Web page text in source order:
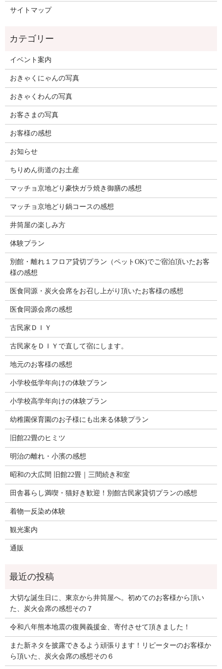
サイトマップ
イベント案内
おきゃくにゃんの写真
おきゃくわんの写真
お客さまの写真
お客様の感想
お知らせ
ちりめん街道のお土産
マッチョ京地どり豪快ガラ焼き御膳の感想
マッチョ京地どり鍋コースの感想
井筒屋の楽しみ方
体験プラン
別館・離れ１フロア貸切プラン（ペットOK)でご宿泊頂いたお客
様の感想
医食同源・炭火会席をお召し上がり頂いたお客様の感想
医食同源会席の感想
古民家ＤＩＹ
古民家をＤＩＹで直して宿にします。
地元のお客様の感想
小学校低学年向けの体験プラン
小学校高学年向けの体験プラン
幼稚園保育園のお子様にも出来る体験プラン
旧館22畳のヒミツ
明治の離れ・小濱の感想
昭和の大広間 旧館22畳｜三間続き和室
田舎暮らし満喫・猫好き歓迎！別館古民家貸切プランの感想
着物一反染め体験
観光案内
通販
大切な誕生日に、東京から井筒屋へ。初めてのお客様から頂い
た、炭火会席の感想その７
令和八年熊本地震の復興義援金、寄付させて頂きました！
また新ネタを披露できるよう頑張ります！リピーターのお客様か
ら頂いた、炭火会席の感想その６